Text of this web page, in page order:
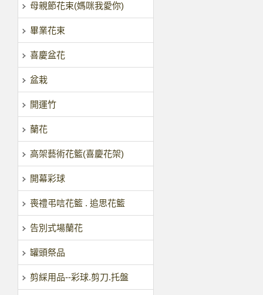
母親節花束(媽咪我愛你)
畢業花束
喜慶盆花
盆栽
開運竹
蘭花
高架藝術花籃(喜慶花架)
開幕彩球
喪禮弔唁花籃 . 追思花籃
告別式場蘭花
罐頭祭品
剪綵用品--彩球.剪刀.托盤